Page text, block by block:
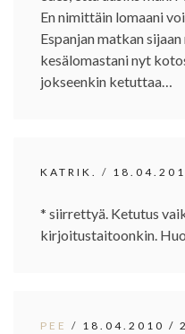
En nimittäin lomaani
Espanjan matkan
kesälomastani nyt
jokseenkin ketuttaa…
KATRIK. /
* siirrettyä. Ketutus
kirjoitustaitoonkin.
PEE / 18.04.2010 /